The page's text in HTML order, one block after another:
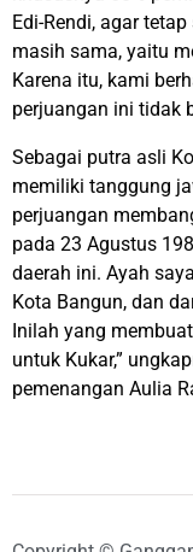
Edi-Rendi, agar
masih sama, yaitu
Karena itu, kami
perjuangan ini tidak
Sebagai putra asli
memiliki tanggung
perjuangan
pada 23 Agustus
daerah ini. Ayah
Kota Bangun, dan
Inilah yang
untuk Kukar,”
pemenangan Aulia